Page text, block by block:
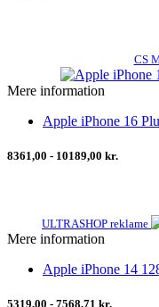
CS
Mere information
Apple iPhone 16
8361,00 - 10189,00 kr.
ULTRASHOP reklame
Mere information
Apple iPhone 14
5319,00 - 7568,71 kr.